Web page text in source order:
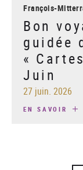
François-
Bon
guidée
«
Juin
27 juin. 2026
EN SAVOIR